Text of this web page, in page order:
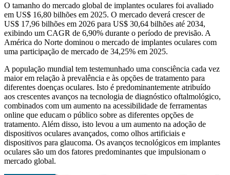
O tamanho do mercado global de implantes oculares foi avaliado
em US$ 16,80 bilhões em 2025. O mercado deverá crescer de
US$ 17,96 bilhões em 2026 para US$ 30,64 bilhões até 2034,
exibindo um CAGR de 6,90% durante o período de previsão. A
América do Norte dominou o mercado de implantes oculares com
uma participação de mercado de 34,25% em 2025.
A população mundial tem testemunhado uma consciência cada vez
maior em relação à prevalência e às opções de tratamento para
diferentes doenças oculares. Isto é predominantemente atribuído
aos crescentes avanços na tecnologia de diagnóstico oftalmológico,
combinados com um aumento na acessibilidade de ferramentas
online que educam o público sobre as diferentes opções de
tratamento. Além disso, isto levou a um aumento na adoção de
dispositivos oculares avançados, como olhos artificiais e
dispositivos para glaucoma. Os avanços tecnológicos em implantes
oculares são um dos fatores predominantes que impulsionam o
mercado global.